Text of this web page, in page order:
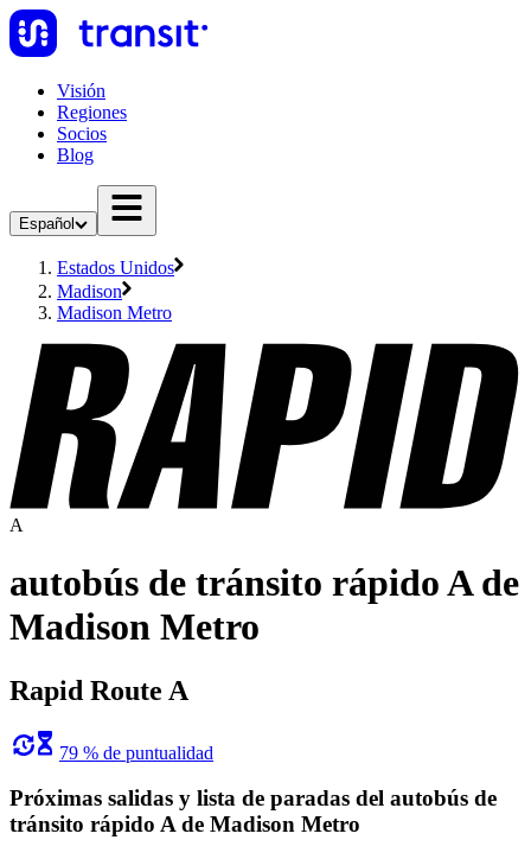
Visión
Regiones
Socios
Blog
Español
Estados Unidos
Madison
Madison Metro
A
autobús de tránsito rápido A de
Madison Metro
Rapid Route A
79 % de puntualidad
Próximas salidas y lista de paradas del autobús de
tránsito rápido A de Madison Metro